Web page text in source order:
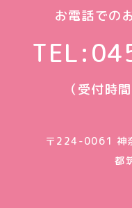
お電話での
TEL:
（受付時
〒224-0061 神
都